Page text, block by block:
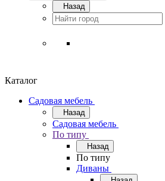
Назад
Каталог
Садовая мебель
Назад
Садовая мебель
По типу
Назад
По типу
Диваны